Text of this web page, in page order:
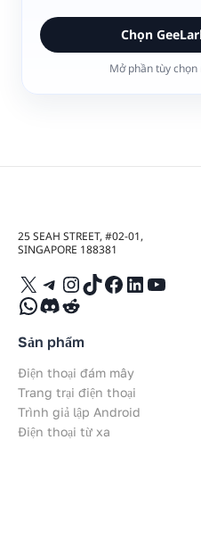
Chọn
Mở phần tùy
25 SEAH STREET, #02-01,
SINGAPORE 188381
X Telegram
Instagram
TikTok
Facebook
LinkedIn
WhatsApp
Discord
Reddit
Sản phẩm
Điện thoại đám mây
Trang trại điện thoại
Trình giả lập Android
Điện thoại từ xa